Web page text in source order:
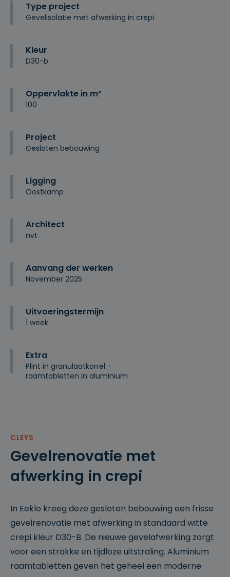
Type project
Gevelisolatie met afwerking in crepi
Kleur
D30-b
Oppervlakte in m²
100
Project
Gesloten bebouwing
Ligging
Oostkamp
Architect
nvt
Aanvang der werken
November 2025
Uitvoeringstermijn
1 week
Extra
Plint in granulaatkorrel -
raamtabletten in aluminium
CLEYS
Gevelrenovatie met
afwerking in crepi
In Eeklo kreeg deze gesloten bebouwing een frisse
gevelrenovatie met afwerking in standaard witte
crepi kleur D30-B. De nieuwe gevelafwerking zorgt
voor een strakke en tijdloze uitstraling. Aluminium
raamtabletten geven het geheel een moderne